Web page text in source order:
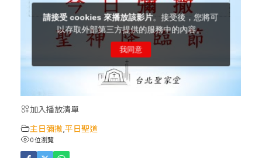
【信仰之旅】第十一集：「教 會」—林必能
神父
【信仰之旅】第十集：「逾越奧蹟」— 錢玲
珠老師
(5)黃敏正主教帶你做「四旬期避靜」—【逾
越的智慧】：完美的喜樂
加入播放清單
主日彌撒 ,平日聖道
0 位瀏覽